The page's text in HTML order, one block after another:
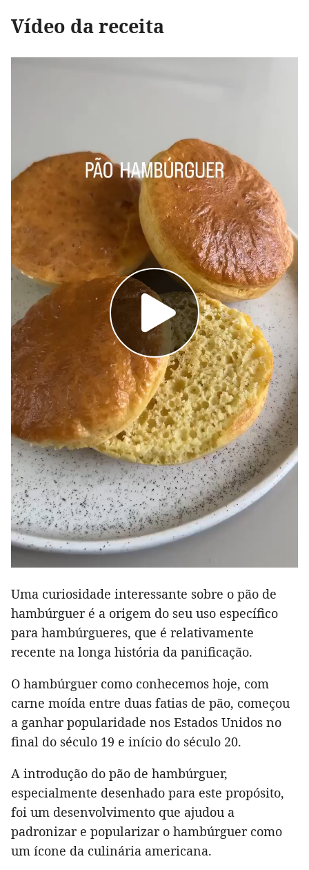
Vídeo da receita
Uma curiosidade interessante sobre o pão de
hambúrguer é a origem do seu uso específico
para hambúrgueres, que é relativamente
recente na longa história da panificação.
O hambúrguer como conhecemos hoje, com
carne moída entre duas fatias de pão, começou
a ganhar popularidade nos Estados Unidos no
final do século 19 e início do século 20.
A introdução do pão de hambúrguer,
especialmente desenhado para este propósito,
foi um desenvolvimento que ajudou a
padronizar e popularizar o hambúrguer como
um ícone da culinária americana.